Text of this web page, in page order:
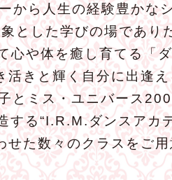
から人生の経験豊かな
とした学びの場であり
心や体を癒し育てる「
活きと輝く自分に出逢え
とミス・ユニバース
する“I.R.M.ダンスアカ
せた数々のクラスをご